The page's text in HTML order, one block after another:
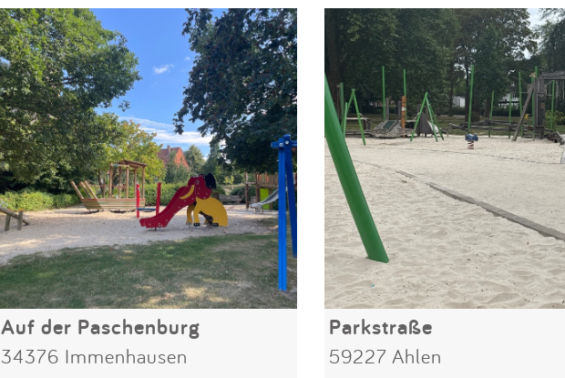
Auf der Paschenburg
34376 Immenhausen
Parkstraße
59227 Ahlen